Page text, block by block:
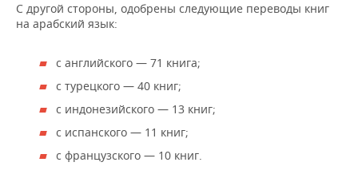
С другой стороны, одобрены следующие переводы книг
на арабский язык:
с английского — 71 книга;
с турецкого — 40 книг;
с индонезийского — 13 книг;
с испанского — 11 книг;
с французского — 10 книг.